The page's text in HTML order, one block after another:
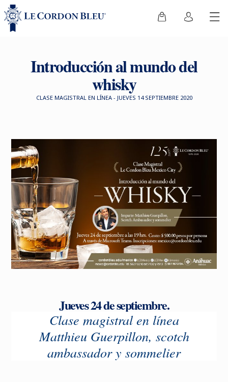
Introducción al mundo del
whisky
CLASE MAGISTRAL EN LÍNEA - JUEVES 14 SEPTIEMBRE 2020
Jueves 24 de septiembre.
Clase magistral en línea
Matthieu Guerpillon, scotch
ambassador y sommelier